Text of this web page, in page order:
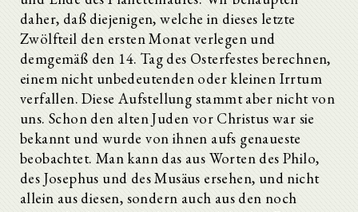
daher, daß diejenigen, welche in dieses letzte
Zwölfteil den ersten Monat verlegen und
demgemäß den 14. Tag des Osterfestes berechnen,
einem nicht unbedeutenden oder kleinen Irrtum
verfallen. Diese Aufstellung stammt aber nicht von
uns. Schon den alten Juden vor Christus war sie
bekannt und wurde von ihnen aufs genaueste
beobachtet. Man kann das aus Worten des Philo,
des Josephus und des Musäus ersehen, und nicht
allein aus diesen, sondern auch aus den noch